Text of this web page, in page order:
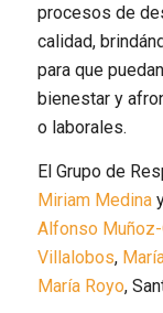
procesos de
calidad,
para que
bienestar y
o laborales.
El Grupo de
Miriam Medina
Alfonso
Villalobos,
María Royo,